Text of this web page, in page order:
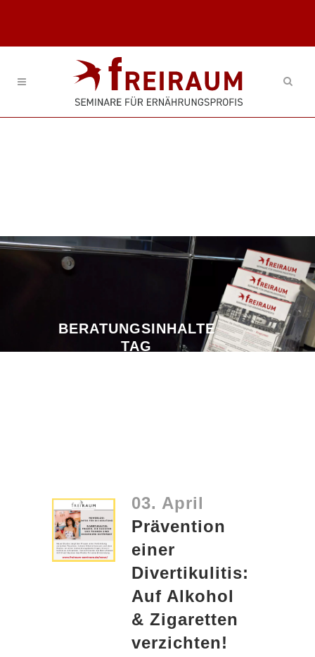
BERATUNGSINHALTE
TAG
03. April
Prävention
einer
Divertikulitis:
Auf Alkohol
& Zigaretten
verzichten!